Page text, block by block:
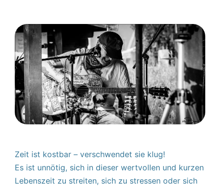
Zeit ist kostbar – verschwendet sie klug!
Es ist unnötig, sich in dieser wertvollen und kurzen
Lebenszeit zu streiten, sich zu stressen oder sich